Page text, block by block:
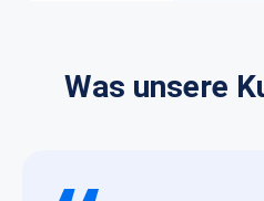
Was unsere